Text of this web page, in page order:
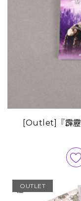
[Outlet]『霹靂
OUTLET